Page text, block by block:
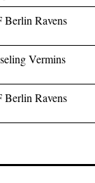
Berlin Ravens
Vermins
Berlin Ravens